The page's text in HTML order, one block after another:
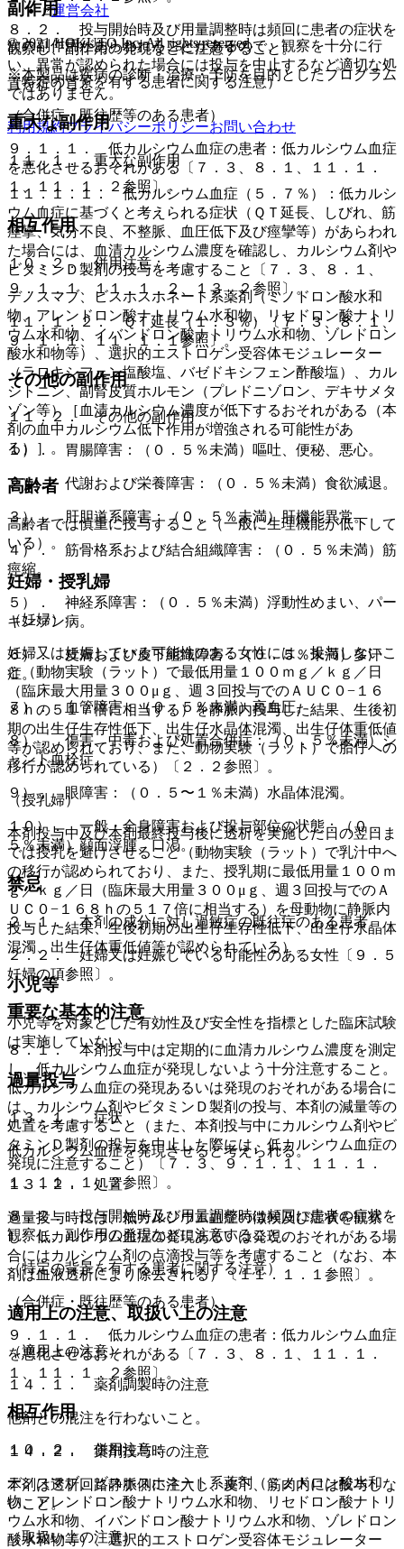
８．２． 投与開始時及び用量調整時は頻回に患者の症状を
観察し、副作用の発現などに注意すること。
（特定の背景を有する患者に関する注意）
（合併症・既往歴等のある患者）
９．１．１． 低カルシウム血症の患者：低カルシウム血症
を悪化させるおそれがある〔７．３、８．１、１１．１．
１、１１．１．２参照〕。
相互作用
１０．２． 併用注意：
デノスマブ、ビスホスホネート系薬剤（ミノドロン酸水和
物、アレンドロン酸ナトリウム水和物、リセドロン酸ナトリ
ウム水和物、イバンドロン酸ナトリウム水和物、ゾレドロン
酸水和物等）、選択的エストロゲン受容体モジュレーター
（ラロキシフェン塩酸塩、バゼドキシフェン酢酸塩）、カル
シトニン、副腎皮質ホルモン（プレドニゾロン、デキサメタ
ゾン等）［血清カルシウム濃度が低下するおそれがある（本
剤の血中カルシウム低下作用が増強される可能性があ
る）］。
高齢者
高齢者では慎重に投与すること（一般に生理機能が低下して
いる）。
妊婦・授乳婦
（妊婦）
妊婦又は妊娠している可能性のある女性には、投与しないこ
と（動物実験（ラット）で最低用量１００ｍｇ／ｋｇ／日
（臨床最大用量３００μｇ、週３回投与でのＡＵＣ０−１６
８ｈの５１７倍に相当する）を静脈内投与した結果、生後初
期の出生仔生存性低下、出生仔水晶体混濁、出生仔体重低値
等が認められており、また、動物実験（ラット）で胎仔への
移行が認められている）〔２．２参照〕。
（授乳婦）
本剤投与中及び本剤最終投与後に透析を実施した日の翌日ま
では授乳を避けさせること（動物実験（ラット）で乳汁中へ
の移行が認められており、また、授乳期に最低用量１００ｍ
ｇ／ｋｇ／日（臨床最大用量３００μｇ、週３回投与でのＡ
ＵＣ０−１６８ｈの５１７倍に相当する）を母動物に静脈内
投与した結果、生後初期の出生仔生存性低下、出生仔水晶体
混濁、出生仔体重低値等が認められている）。
小児等
小児等を対象とした有効性及び安全性を指標とした臨床試験
は実施していない。
過量投与
１３．１． 症状
低カルシウム血症を発現させると考えられる。
１３．２． 処置
過量投与時には、低カルシウム血症の徴候及び症状を観察
し、低カルシウム血症の発現あるいは発現のおそれがある場
合にはカルシウム剤の点滴投与等を考慮すること（なお、本
剤は血液透析により除去される）〔１１．１．１参照〕。
適用上の注意、取扱い上の注意
（適用上の注意）
１４．１． 薬剤調製時の注意
他剤との混注を行わないこと。
１４．２． 薬剤投与時の注意
本剤は透析回路静脈側に注入し、皮下、筋肉内には投与しな
いこと。
（取扱い上の注意）
副作用
次の副作用があらわれることがあるので、観察を十分に行
い、異常が認められた場合には投与を中止するなど適切な処
置を行うこと。
重大な副作用
１１．１． 重大な副作用
１１．１．１． 低カルシウム血症（５．７％）：低カルシ
ウム血症に基づくと考えられる症状（ＱＴ延長、しびれ、筋
痙攣、気分不良、不整脈、血圧低下及び痙攣等）があらわれ
た場合には、血清カルシウム濃度を確認し、カルシウム剤や
ビタミンＤ製剤の投与を考慮すること〔７．３、８．１、
９．１．１、１１．１．２、１３．２参照〕。
１１．１．２． ＱＴ延長（１．３％）〔７．３、８．１、
９．１．１、１１．１．１参照〕。
その他の副作用
１１．２． その他の副作用
１）． 胃腸障害：（０．５％未満）嘔吐、便秘、悪心。
２）． 代謝および栄養障害：（０．５％未満）食欲減退。
３）． 肝胆道系障害：（０．５％未満）肝機能異常。
４）． 筋骨格系および結合組織障害：（０．５％未満）筋
痙縮。
５）． 神経系障害：（０．５％未満）浮動性めまい、パー
キンソン病。
６）． 皮膚および皮下組織障害：（０．５％未満）多汗
症。
７）． 血管障害：（０．５％未満）高血圧。
８）． 傷害、中毒および処置合併症：（０．５％未満）シ
ャント血栓症。
９）． 眼障害：（０．５〜１％未満）水晶体混濁。
１０）． 一般・全身障害および投与部位の状態：（０．
５％未満）顔面浮腫、口渇。
禁忌
２．１． 本剤の成分に対し過敏症の既往症のある患者。
２．２． 妊婦又は妊娠している可能性のある女性〔９．５
妊婦の項参照〕。
重要な基本的注意
８．１． 本剤投与中は定期的に血清カルシウム濃度を測定
し、低カルシウム血症が発現しないよう十分注意すること。
低カルシウム血症の発現あるいは発現のおそれがある場合に
は、カルシウム剤やビタミンＤ製剤の投与、本剤の減量等の
処置を考慮すること（また、本剤投与中にカルシウム剤やビ
タミンＤ製剤の投与を中止した際には、低カルシウム血症の
発現に注意すること）〔７．３、９．１．１、１１．１．
１、１１．１．２参照〕。
８．２． 投与開始時及び用量調整時は頻回に患者の症状を
観察し、副作用の発現などに注意すること。
（特定の背景を有する患者に関する注意）
（合併症・既往歴等のある患者）
９．１．１． 低カルシウム血症の患者：低カルシウム血症
を悪化させるおそれがある〔７．３、８．１、１１．１．
１、１１．１．２参照〕。
相互作用
１０．２． 併用注意：
デノスマブ、ビスホスホネート系薬剤（ミノドロン酸水和
物、アレンドロン酸ナトリウム水和物、リセドロン酸ナトリ
ウム水和物、イバンドロン酸ナトリウム水和物、ゾレドロン
酸水和物等）、選択的エストロゲン受容体モジュレーター
運営会社
© 2021 HOKUTO Inc. All rights reserved.
※本製品は疾病の診断・治療・予防を目的としたプログラム
ではありません。
利用規約プライバシーポリシーお問い合わせ